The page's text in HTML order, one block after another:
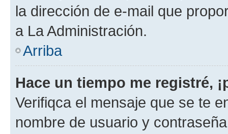
la dirección de e-mail que
a La Administración.
Arriba
Hace un tiempo me registré,
Verifiqca el mensaje que se te
nombre de usuario y